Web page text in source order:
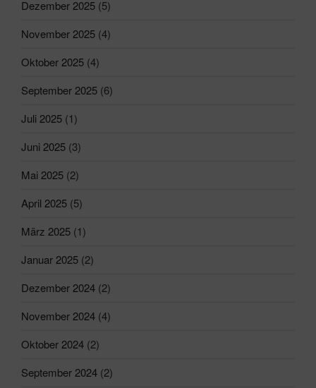
Dezember 2025 (5)
November 2025 (4)
Oktober 2025 (4)
September 2025 (6)
Juli 2025 (1)
Juni 2025 (3)
Mai 2025 (2)
April 2025 (5)
März 2025 (1)
Januar 2025 (2)
Dezember 2024 (2)
November 2024 (4)
Oktober 2024 (2)
September 2024 (2)